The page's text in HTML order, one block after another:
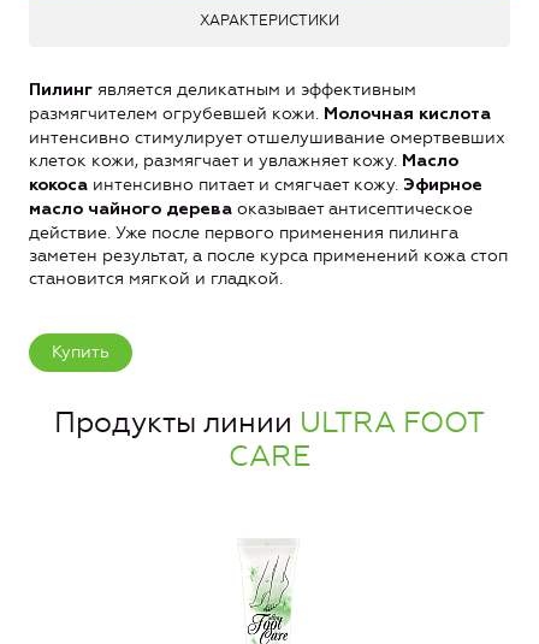
ХАРАКТЕРИСТИКИ
Пилинг является деликатным и эффективным
размягчителем огрубевшей кожи. Молочная кислота
интенсивно стимулирует отшелушивание омертвевших
клеток кожи, размягчает и увлажняет кожу. Масло
кокоса интенсивно питает и смягчает кожу. Эфирное
масло чайного дерева оказывает антисептическое
действие. Уже после первого применения пилинга
заметен результат, а после курса применений кожа стоп
становится мягкой и гладкой.
Купить
Продукты линии ULTRA FOOT
CARE